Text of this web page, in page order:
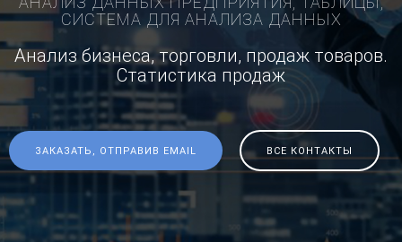
СИСТЕМА ДЛЯ АНАЛИЗА ДАННЫХ
Анализ бизнеса, торговли, продаж товаров.
Статистика продаж
ЗАКАЗАТЬ, ОТПРАВИВ EMAIL ВСЕ КОНТАКТЫ